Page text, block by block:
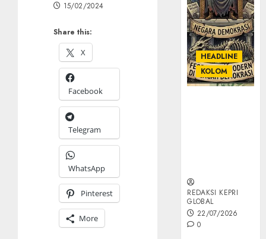
Share this:
X
Facebook
Telegram
WhatsApp
Pinterest
More
15/02/2024
HEADLINE
KOLOM
REDAKSI KEPRI
GLOBAL
22/07/2026
0